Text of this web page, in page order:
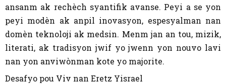
ansanm ak rechèch syantifik avanse. Peyi a se yon
peyi modèn ak anpil inovasyon, espesyalman nan
domèn teknoloji ak medsin. Menm jan an tou, mizik,
literati, ak tradisyon jwif yo jwenn yon nouvo lavi
nan yon anviwònman kote yo majorite.
Desafyo pou Viv nan Eretz Yisrael